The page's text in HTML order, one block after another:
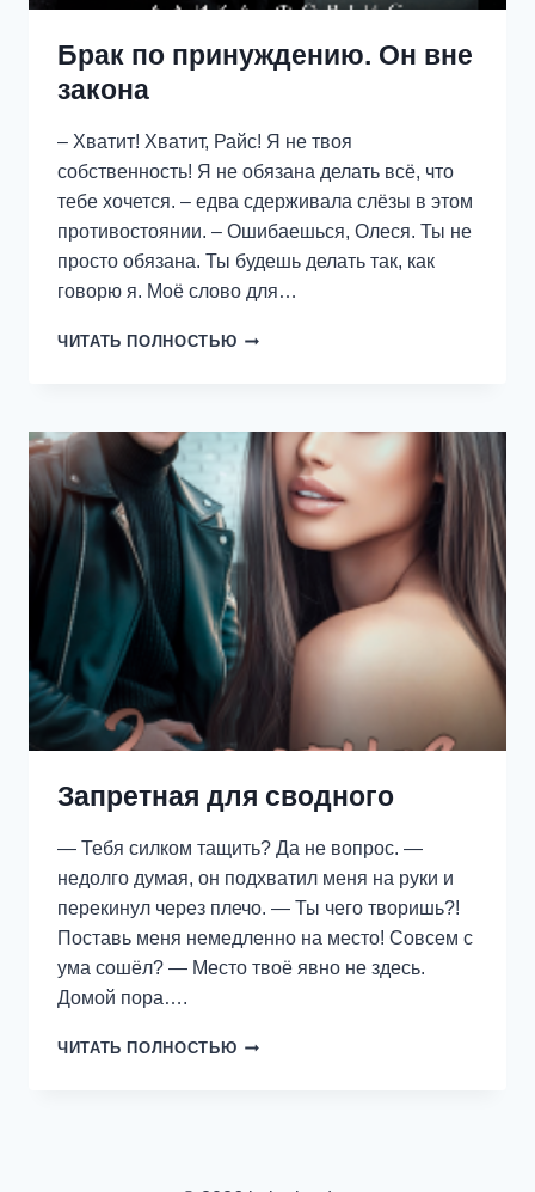
Брак по принуждению. Он вне
закона
– Хватит! Хватит, Райс! Я не твоя
собственность! Я не обязана делать всё, что
тебе хочется. – едва сдерживала слёзы в этом
противостоянии. – Ошибаешься, Олеся. Ты не
просто обязана. Ты будешь делать так, как
говорю я. Моё слово для…
ЧИТАТЬ ПОЛНОСТЬЮ БРАК
ВНЕ
ЗАКОНА
Запретная для сводного
— Тебя силком тащить? Да не вопрос. —
недолго думая, он подхватил меня на руки и
перекинул через плечо. — Ты чего творишь?!
Поставь меня немедленно на место! Совсем с
ума сошёл? — Место твоё явно не здесь.
Домой пора….
ЧИТАТЬ ПОЛНОСТЬЮ ЗАПРЕТНАЯ